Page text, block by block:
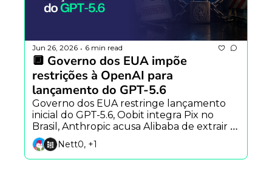
Jun 26, 2026 • 6 min read
🔲 Governo dos EUA impõe
restrições à OpenAI para
lançamento do GPT-5.6
Governo dos EUA restringe lançamento
inicial do GPT-5.6, Oobit integra Pix no
Brasil, Anthropic acusa Alibaba de extrair
dados do Claude e estudo aponta que a IA
já influencia a definição de problemas.
Nett0, +1